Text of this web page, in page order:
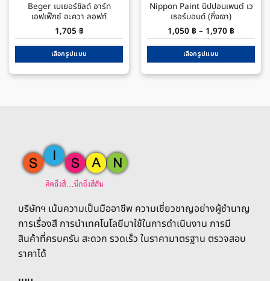
Beger เบเยอร์ชิลด์ อาร์ท
เอฟเฟ็กซ์ อะควา ลอฟท์
1,705 ฿
เลือกรูปแบบ
product
may
be
chosen
the
product
page
Nippon Paint นิปปอนเพนต์ เว
เธอร์บอนด์ (กึ่งเงา)
1,050 ฿ – 1,970 ฿Price
range:
1,050 ฿
1,970 ฿
เลือกรูปแบบ
product
the
product
บริษัทฯ เน้นความเป็นมืออาชีพ ความเชี่ยวชาญอย่างผู้ชำนาญ
การเรื่องสี การนำเทคโนโลยีมาใช้ในการดำเนินงาน การมี
สินค้าที่ครบครัน สะดวก รวดเร็ว ในราคามาตรฐาน ตรวจสอบ
ราคาได้